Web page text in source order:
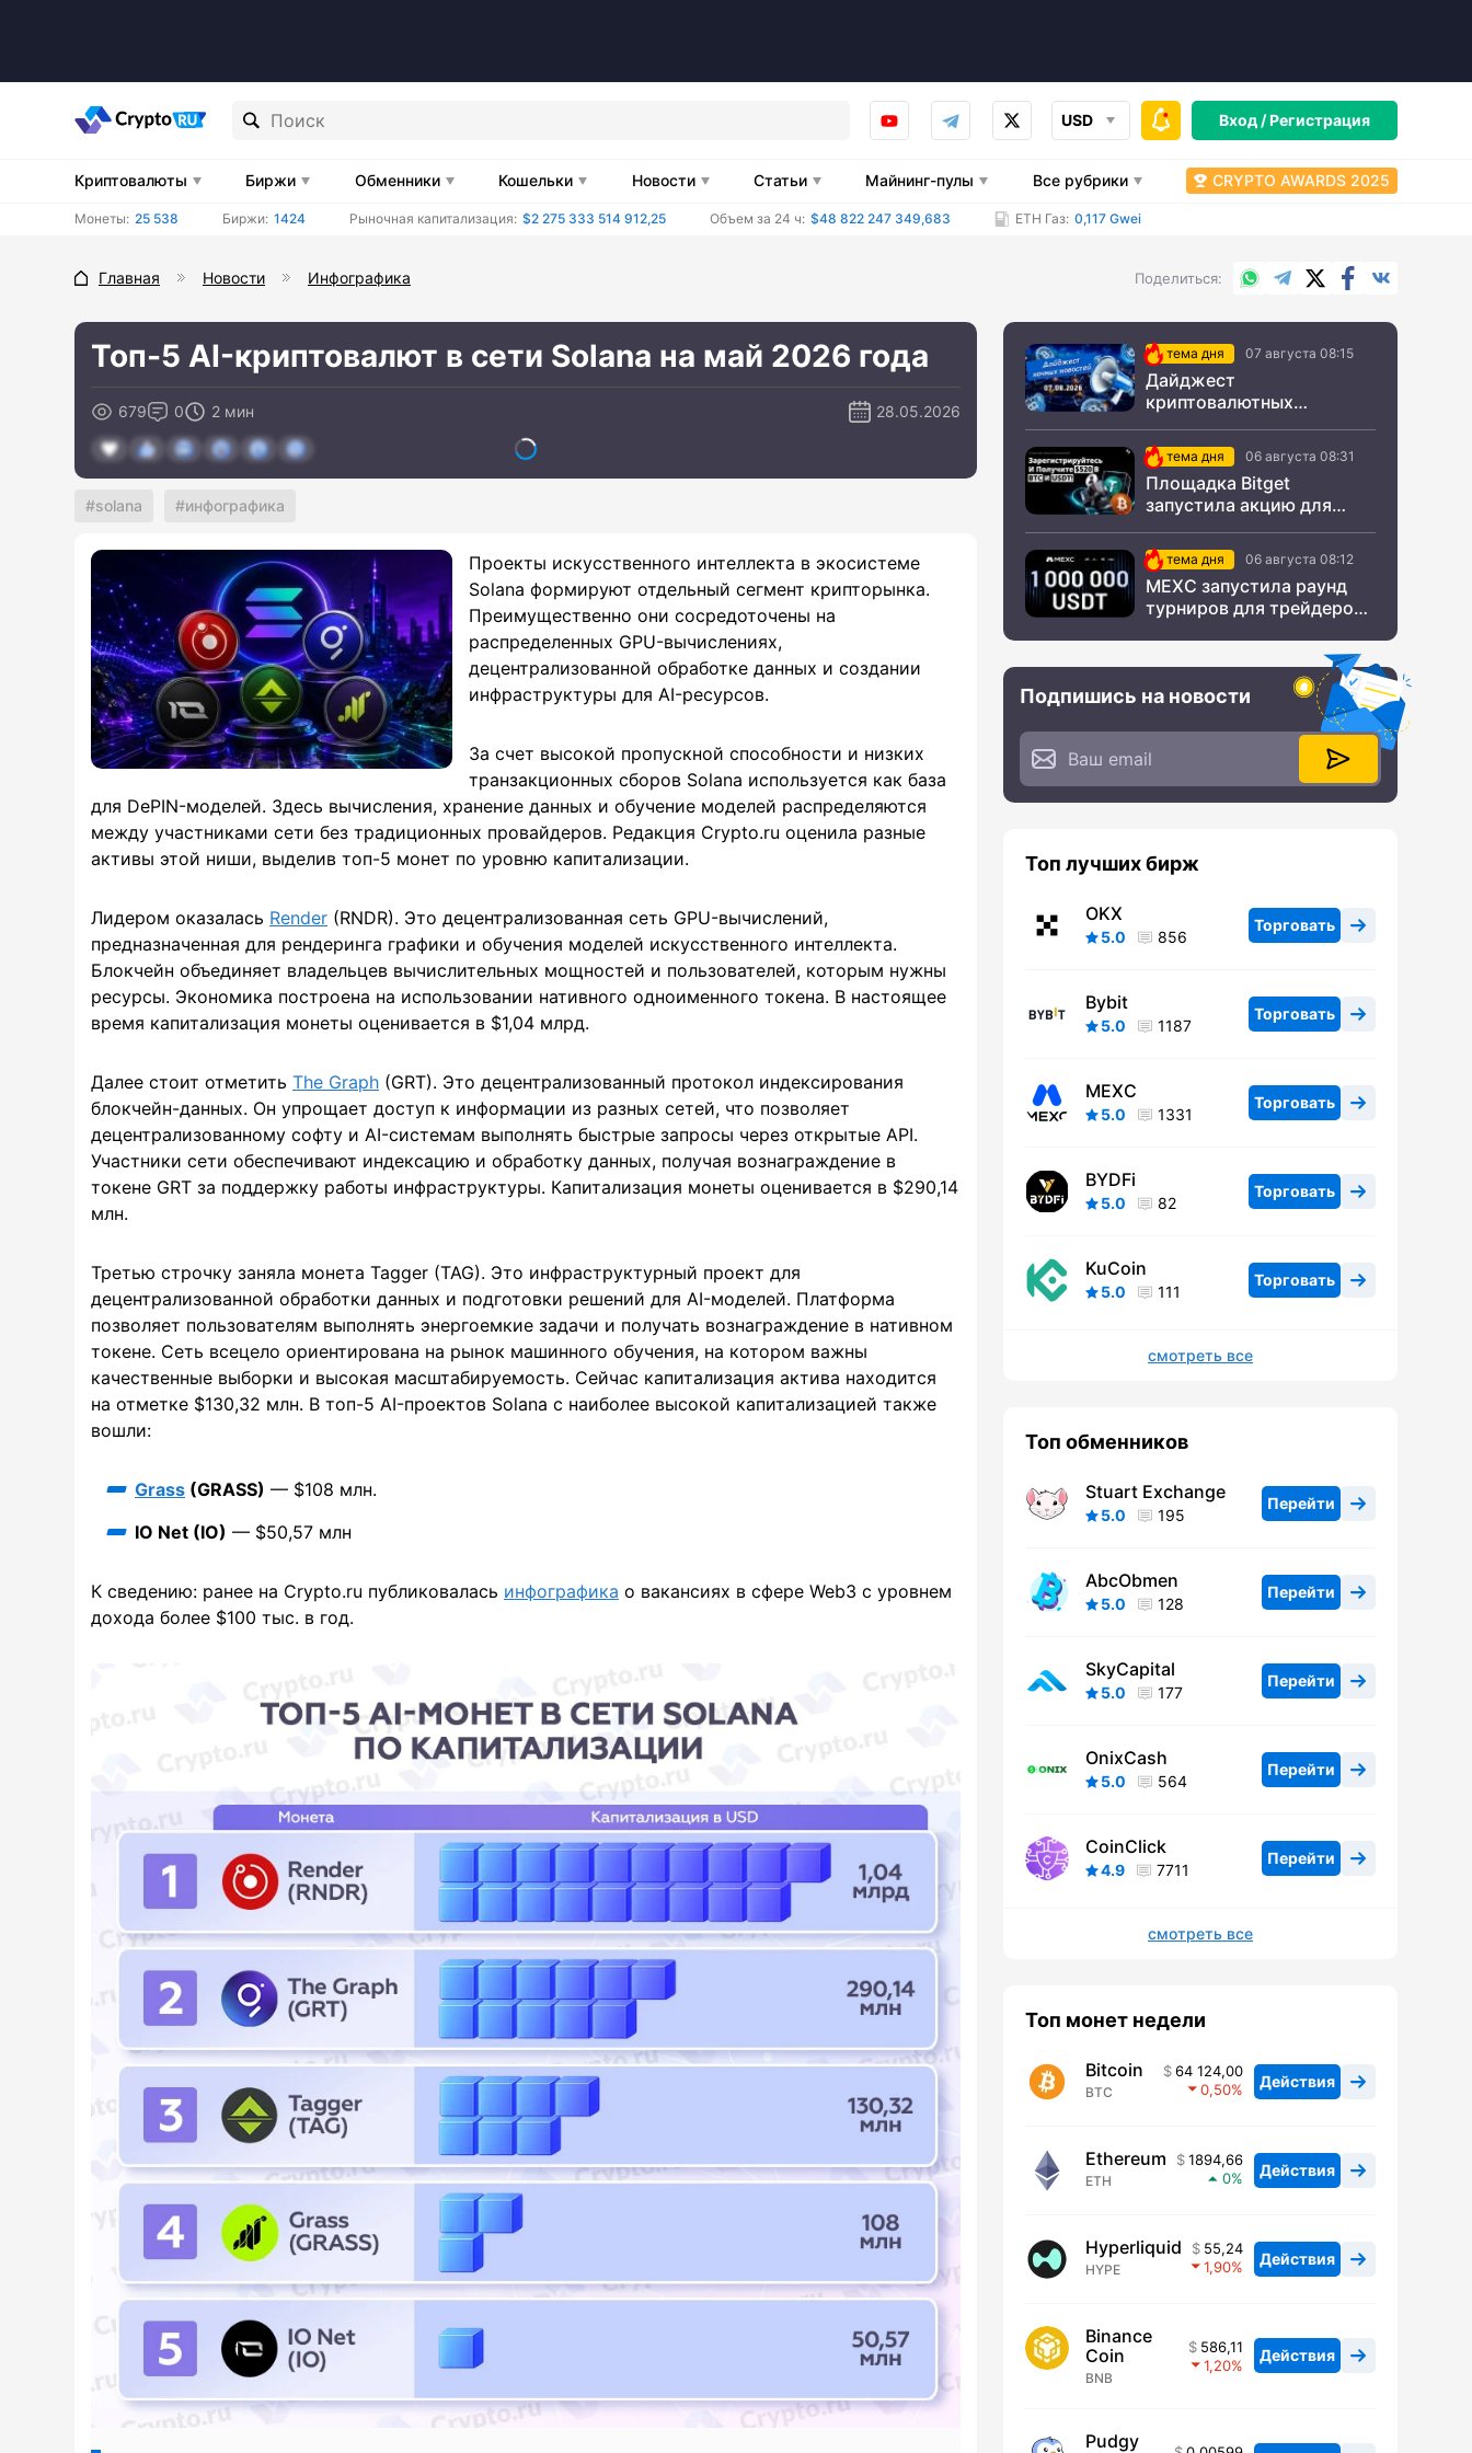
USD Вход /Регистрация
Криптовалюты Биржи Обменники Кошельки Новости Статьи Майнинг-пулы Все рубрики CRYPTO AWARDS 2025
Монеты: 25 538 Биржи: 1424 Рыночная капитализация: $2 275 333 514 912,25 Объем за 24 ч: $48 822 247 349,683 ETH Газ: 0,117 Gwei
Главная Новости Инфографика Поделиться WhatsApp
TelegramX.comFacebook
Топ-5 AI-криптовалют в сети Solana на май 2026 года
679 0 2 мин 28.05.2026
solana инфографика
Проекты искусственного интеллекта в экосистеме
Solana формируют отдельный сегмент крипторынка.
Преимущественно они сосредоточены на
распределенных GPU-вычислениях,
децентрализованной обработке данных и создании
инфраструктуры для AI-ресурсов.
За счет высокой пропускной способности и низких
транзакционных сборов Solana используется как база
для DePIN-моделей. Здесь вычисления, хранение данных и обучение моделей распределяются
между участниками сети без традиционных провайдеров. Редакция Crypto.ru оценила разные
активы этой ниши, выделив топ-5 монет по уровню капитализации.
Лидером оказалась Render (RNDR). Это децентрализованная сеть GPU-вычислений,
предназначенная для рендеринга графики и обучения моделей искусственного интеллекта.
Блокчейн объединяет владельцев вычислительных мощностей и пользователей, которым нужны
ресурсы. Экономика построена на использовании нативного одноименного токена. В настоящее
время капитализация монеты оценивается в $1,04 млрд.
Далее стоит отметить The Graph (GRT). Это децентрализованный протокол индексирования
блокчейн-данных. Он упрощает доступ к информации из разных сетей, что позволяет
децентрализованному софту и AI-системам выполнять быстрые запросы через открытые API.
Участники сети обеспечивают индексацию и обработку данных, получая вознаграждение в
токене GRT за поддержку работы инфраструктуры. Капитализация монеты оценивается в $290,14
млн.
Третью строчку заняла монета Tagger (TAG). Это инфраструктурный проект для
децентрализованной обработки данных и подготовки решений для AI-моделей. Платформа
позволяет пользователям выполнять энергоемкие задачи и получать вознаграждение в нативном
токене. Сеть всецело ориентирована на рынок машинного обучения, на котором важны
качественные выборки и высокая масштабируемость. Сейчас капитализация актива находится
на отметке $130,32 млн. В топ-5 AI-проектов Solana с наиболее высокой капитализацией также
вошли:
Grass (GRASS) — $108 млн.
IO Net (IO) — $50,57 млн
К сведению: ранее на Crypto.ru публиковалась инфографика о вакансиях в сфере Web3 с уровнем
дохода более $100 тыс. в год.
тема дня 07 августа 08:15
Дайджест
криптовалютных
августа 2026 года
тема дня 06 августа 08:31
Площадка Bitget
запустила акцию для
СНГтема дня 06 августа 08:12
MEXC запустила раунд
турниров для трейдеров
Подпишись на новости
Топ лучших бирж
OKX
5.0 856
Торговать
Bybit
5.0 1187
Торговать
MEXC
5.0 1331
Торговать
BYDFi
5.0 82
Торговать
KuCoin
5.0 111
Торговать
смотреть все
Топ обменников
Stuart Exchange
5.0 195
Перейти
AbcObmen
5.0 128
Перейти
SkyCapital
5.0 177
Перейти
OnixCash
5.0 564
Перейти
CoinClick
4.9 7711
Перейти
смотреть все
Топ монет недели
Bitcoin
BTC
64 124,00
0,50
Действия
Ethereum
ETH
1894,66
0
Действия
Hyperliquid
HYPE
55,24
1,90
Действия
Binance
Coin
BNB
586,11
1,20
Действия
Pudgy